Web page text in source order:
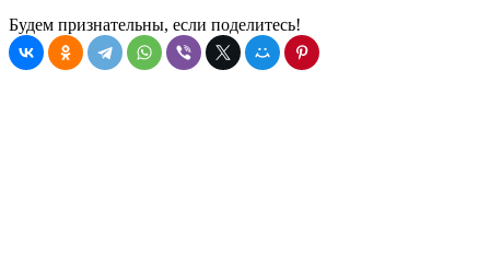
Будем признательны, если поделитесь!